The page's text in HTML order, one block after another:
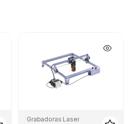
Grabadoras Laser